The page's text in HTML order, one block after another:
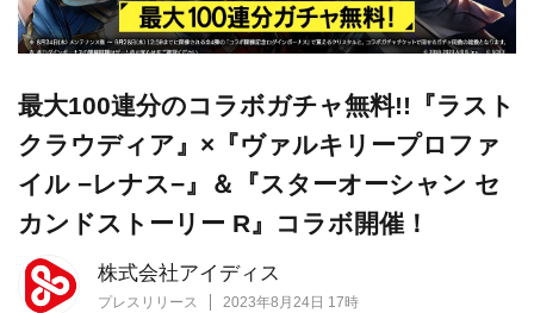
株式会社アイディス
プレスリリース 2023年8月24日 17時
最大100連分のコラボガチャ無料!!『ラスト
クラウディア』×『ヴァルキリープロファ
イル −レナス−』＆『スターオーシャン セ
カンドストーリー R』コラボ開催！